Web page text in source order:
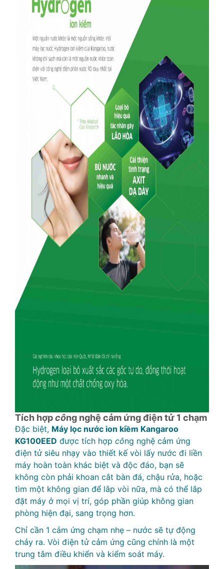
Tích hợpcông nghệ cảm ứng điện tử 1 chạm
Đặc biệt, Máy lọc nước ion kiềm Kangaroo
KG100EED được tích hợp công nghệ cảm ứng
điện tử siêu nhạy vào thiết kế vòi lấy nước đi liền
máy hoàn toàn khác biệt và độc đáo, bạn sẽ
không còn phải khoan cắt bàn đá, chậu rửa, hoặc
tìm một không gian để lắp vòi nữa, mà có thể lắp
đặt máy ở mọi vị trí, góp phần giúp không gian
phòng hiện đại, sang trọng hơn.
Chỉ cần 1 cảm ứng chạm nhẹ – nước sẽ tự động
chảy ra. Vòi điện tử cảm ứng cũng chính là một
trung tâm điều khiển và kiểm soát máy.